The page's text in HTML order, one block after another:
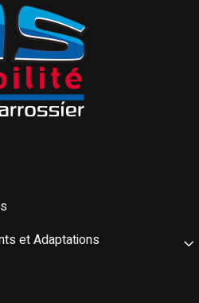
et Adaptations